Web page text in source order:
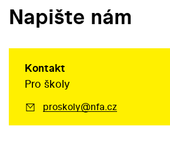
Napište nám
Kontakt
Pro školy
proskoly@nfa.cz